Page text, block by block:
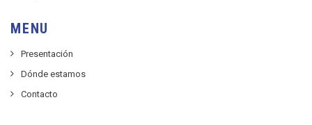
MENU
Presentación
Dónde estamos
Contacto